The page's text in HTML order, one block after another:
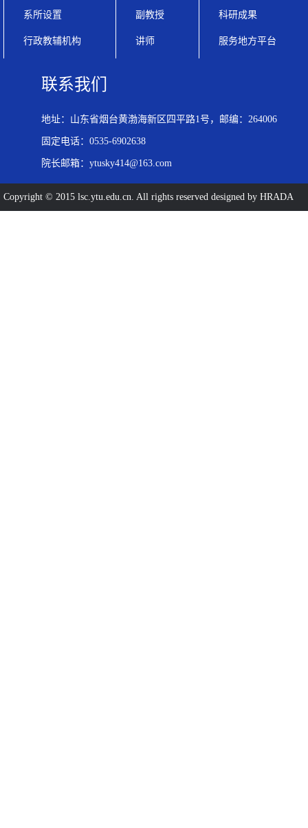
系所设置
行政教辅机构
副教授
讲师
科研成果
服务地方平台
联系我们
地址：山东省烟台黄渤海新区四平路1号，邮编：264006
固定电话：0535-6902638
院长邮箱：ytusky414@163.com
Copyright © 2015 lsc.ytu.edu.cn. All rights reserved designed by HRADA